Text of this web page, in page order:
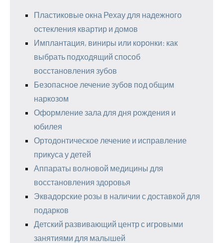
Пластиковые окна Рехау для надежного
остекления квартир и домов
Имплантация, виниры или коронки: как
выбрать подходящий способ
восстановления зубов
Безопасное лечение зубов под общим
наркозом
Оформление зала для дня рождения и
юбилея
Ортодонтическое лечение и исправление
прикуса у детей
Аппараты волновой медицины для
восстановления здоровья
Эквадорские розы в наличии с доставкой для
подарков
Детский развивающий центр с игровыми
занятиями для малышей